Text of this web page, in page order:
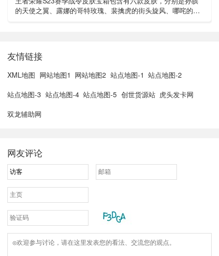
的天使之翼、露娜的哥特玫瑰、裴擒虎的街头旋风、哪咤的三
友情链接
XML地图 网站地图1 网站地图2 站点地图-1 站点地图-2
站点地图-3 站点地图-4 站点地图-5 创世货源站 虎头发卡网
双龙辅助网
网友评论